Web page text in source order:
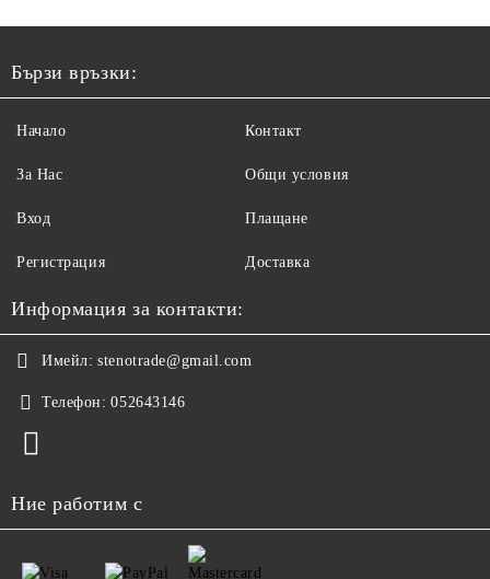
Бързи връзки:
Начало
За Нас
Вход
Регистрация
Контакт
Общи условия
Плащане
Доставка
Информация за контакти:
Имейл: stenotrade@gmail.com
Телефон: 052643146
Ние работим с